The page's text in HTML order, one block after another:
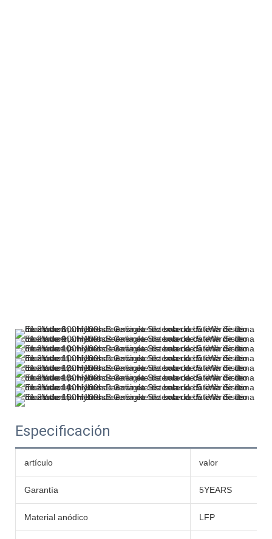
Especificación
artículo valor
Garantía 5YEARS
Material anódico LFP